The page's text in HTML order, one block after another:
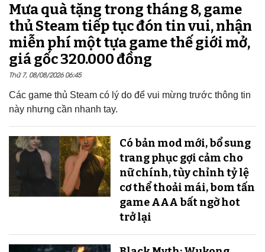
Mưa quà tặng trong tháng 8, game
thủ Steam tiếp tục đón tin vui, nhận
miễn phí một tựa game thế giới mở,
giá gốc 320.000 đồng
Thứ 7, 08/08/2026 06:45
Các game thủ Steam có lý do để vui mừng trước thông tin
này nhưng cần nhanh tay.
Có bản mod mới, bổ sung
trang phục gợi cảm cho
nữ chính, tùy chỉnh tỷ lệ
cơ thể thoải mái, bom tấn
game AAA bất ngờ hot
trở lại